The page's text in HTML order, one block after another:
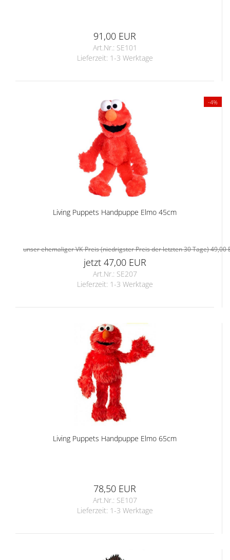
91,00 EUR
Art.Nr.: SE101
Lieferzeit: 1-3 Werktage
-4%
Living Puppets Handpuppe Elmo 45cm
unser ehemaliger VK-Preis (niedrigster Preis der letzten 30 Tage) 49,00
jetzt 47,00 EUR
Art.Nr.: SE207
Lieferzeit: 1-3 Werktage
Living Puppets Handpuppe Elmo 65cm
78,50 EUR
Art.Nr.: SE107
Lieferzeit: 1-3 Werktage